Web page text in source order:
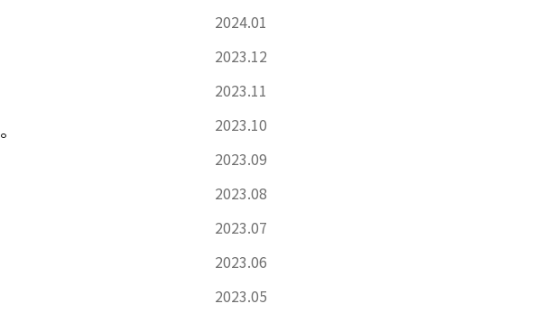
。
2024.01
2023.12
2023.11
2023.10
2023.09
2023.08
2023.07
2023.06
2023.05